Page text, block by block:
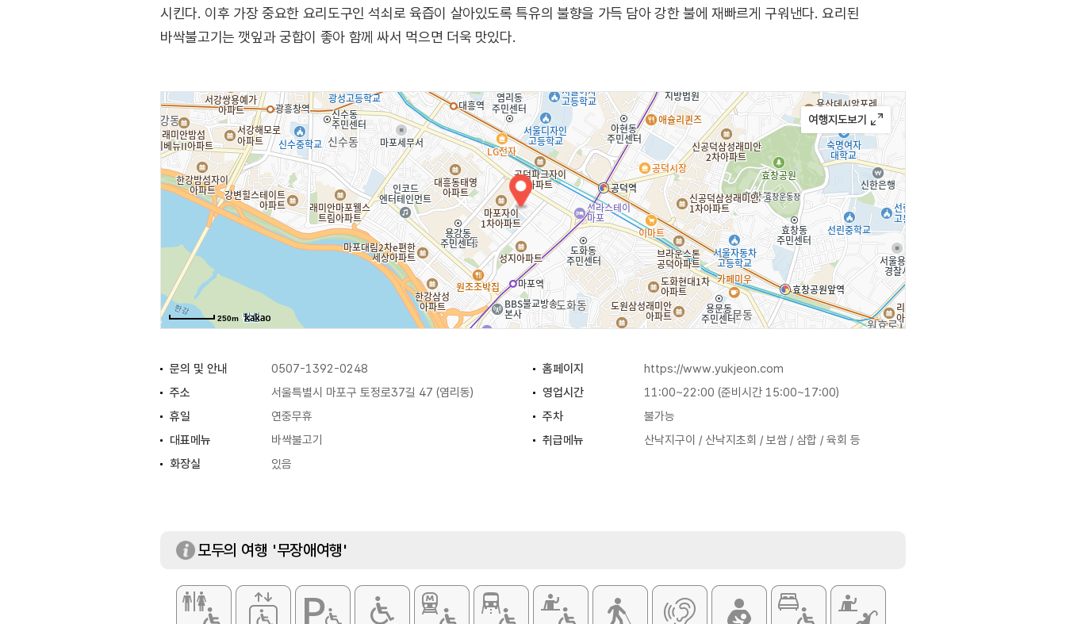
시킨다. 이후 가장 중요한 요리도구인 석쇠로 육즙이 살아있도록 특유의 불향을 가득 담아 강한 불에 재빠르게 구워낸다. 요리된
바싹불고기는 깻잎과 궁합이 좋아 함께 싸서 먹으면 더욱 맛있다.
250m
문의 및 안내 0507-1392-0248 홈페이지
https://www.yukjeon.com
주소
서울특별시 마포구 토정로37길 47 (염리동) 영업시간
11:00~22:00 (준비시간 15:00~17:00)
휴일
연중무휴 주차
불가능
대표메뉴
바싹불고기 취급메뉴
산낙지구이 / 산낙지초회 / 보쌈 / 삼합 / 육회 등
화장실
있음
모두의 여행 '무장애여행'